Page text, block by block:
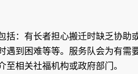
：有长者担心搬迁时缺乏协助
到困难等等。服务队会为有需
相关社福机构或政府部门。